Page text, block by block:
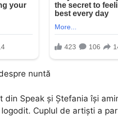
nuntă
din Speak și Ștefania își
Cuplul de artiști a